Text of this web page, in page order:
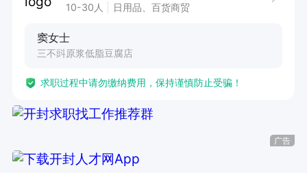
10-30人 日用品、百货商贸
窦女士
三不㪷原浆低脂豆腐店
求职过程中请勿缴纳费用，保持谨慎防止受骗！
广告